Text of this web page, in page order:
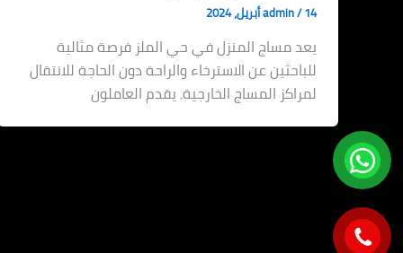
admin/14 أبريل، 2024
يعد مساج المنزل في حي الملز فرصة مثالية
للباحثين عن الاسترخاء والراحة دون الحاجة للانتقال
لمراكز المساج الخارجية. يقدم العاملون